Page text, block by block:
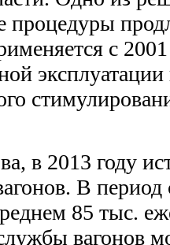
процедуры
с
в 2013 году
В период
85 тыс.
вагонов